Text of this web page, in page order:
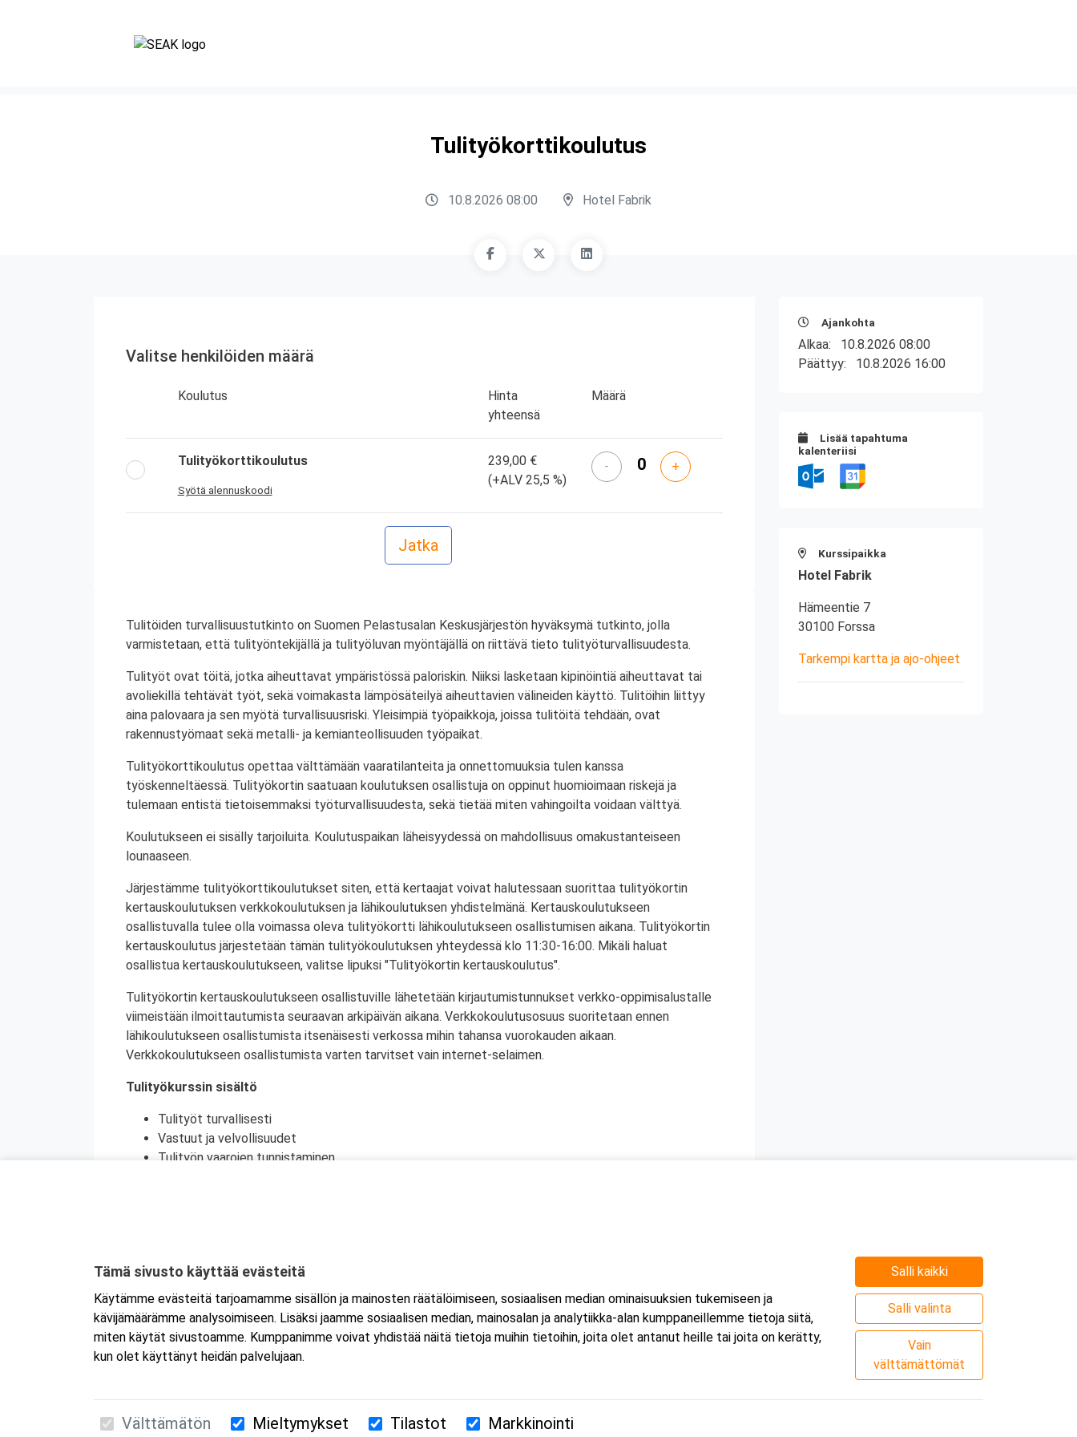
Tulityökorttikoulutus
10.8.2026 08:00 Hotel Fabrik
Valitse henkilöiden määrä
Koulutus
Hinta
yhteensä
Määrä
Tulityökorttikoulutus
Syötä alennuskoodi
239,00 €
(+ALV 25,5 %)
- +
Tulitöiden turvallisuustutkinto on Suomen Pelastusalan Keskusjärjestön hyväksymä tutkinto, jolla
varmistetaan, että tulityöntekijällä ja tulityöluvan myöntäjällä on riittävä tieto tulityöturvallisuudesta.
Tulityöt ovat töitä, jotka aiheuttavat ympäristössä paloriskin. Niiksi lasketaan kipinöintiä aiheuttavat tai
avoliekillä tehtävät työt, sekä voimakasta lämpösäteilyä aiheuttavien välineiden käyttö. Tulitöihin liittyy
aina palovaara ja sen myötä turvallisuusriski. Yleisimpiä työpaikkoja, joissa tulitöitä tehdään, ovat
rakennustyömaat sekä metalli- ja kemianteollisuuden työpaikat.
Tulityökorttikoulutus opettaa välttämään vaaratilanteita ja onnettomuuksia tulen kanssa
työskenneltäessä. Tulityökortin saatuaan koulutuksen osallistuja on oppinut huomioimaan riskejä ja
tulemaan entistä tietoisemmaksi työturvallisuudesta, sekä tietää miten vahingoilta voidaan välttyä.
Koulutukseen ei sisälly tarjoiluita. Koulutuspaikan läheisyydessä on mahdollisuus omakustanteiseen
lounaaseen.
Järjestämme tulityökorttikoulutukset siten, että kertaajat voivat halutessaan suorittaa tulityökortin
kertauskoulutuksen verkkokoulutuksen ja lähikoulutuksen yhdistelmänä. Kertauskoulutukseen
osallistuvalla tulee olla voimassa oleva tulityökortti lähikoulutukseen osallistumisen aikana. Tulityökortin
kertauskoulutus järjestetään tämän tulityökoulutuksen yhteydessä klo 11:30-16:00. Mikäli haluat
osallistua kertauskoulutukseen, valitse lipuksi "Tulityökortin kertauskoulutus".
Tulityökortin kertauskoulutukseen osallistuville lähetetään kirjautumistunnukset verkko-oppimisalustalle
viimeistään ilmoittautumista seuraavan arkipäivän aikana. Verkkokoulutusosuus suoritetaan ennen
lähikoulutukseen osallistumista itsenäisesti verkossa mihin tahansa vuorokauden aikaan.
Verkkokoulutukseen osallistumista varten tarvitset vain internet-selaimen.
Tulityökurssin sisältö
Tulityöt turvallisesti
Vastuut ja velvollisuudet
Tulityön vaarojen tunnistaminen
Tulityökortti on voimassa viisi vuotta. Tulityökortti on voimassa Suomen lisäksi myös Norjassa ja
Ruotsin tulityökoulutus uudistui heinäkuussa 2023, jonka seurauksena Suomessa myönnetty kortti ei ole
Ruotsissa enää pätevä.
Ajankohta
Alkaa: 10.8.2026 08:00
Päättyy: 10.8.2026 16:00
Lisää tapahtuma
kalenteriisi
Kurssipaikka
Hotel Fabrik
Hämeentie 7
30100 Forssa
Tarkempi kartta ja ajo-ohjeet
Suomen Ensiapukoulutus Oy / Valimotie 21 / 00380 Helsinki
Tämä sivusto käyttää evästeitä
Käytämme evästeitä tarjoamamme sisällön ja mainosten räätälöimiseen, sosiaalisen median ominaisuuksien tukemiseen ja
kävijämäärämme analysoimiseen. Lisäksi jaamme sosiaalisen median, mainosalan ja analytiikka-alan kumppaneillemme tietoja siitä,
miten käytät sivustoamme. Kumppanimme voivat yhdistää näitä tietoja muihin tietoihin, joita olet antanut heille tai joita on kerätty,
kun olet käyttänyt heidän palvelujaan.
Salli kaikki
Salli valinta
Vain
välttämättömät
Välttämätön Mieltymykset Tilastot Markkinointi